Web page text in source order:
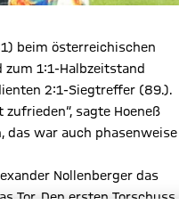
beim österreichischen
zum 1:1-Halbzeitstand
2:1-Siegtreffer (89.).
sagte Hoeneß
das war auch phasenweise
Nollenberger das
Tor. Den ersten Torschuss